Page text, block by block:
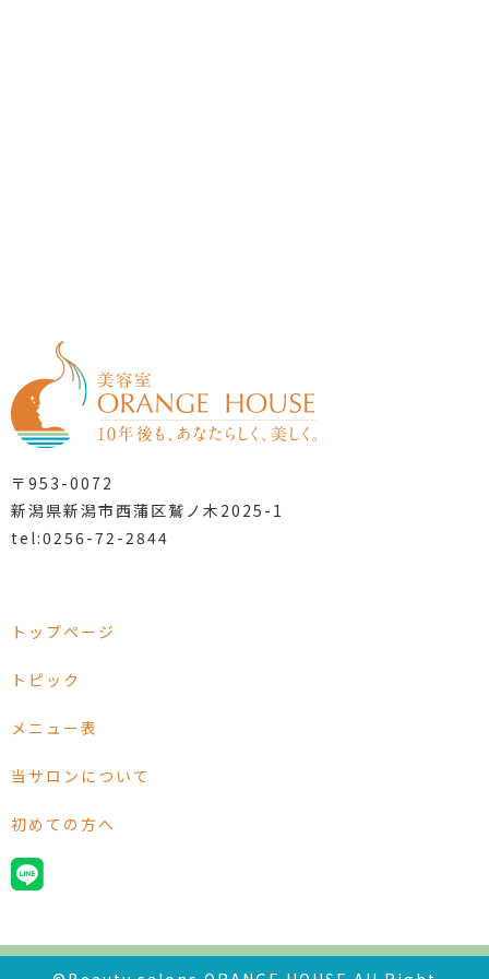
〒953-0072
新潟県新潟市西蒲区鷲ノ木2025-1
tel:0256-72-2844
トップページ
トピック
メニュー表
当サロンについて
初めての方へ